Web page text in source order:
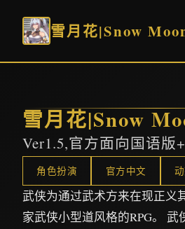
雪月花|Snow
雪月花|Snow
Ver1.5,官方面向国语版
角色扮演 官方中文
武侠为通过武术方来在现正义
家武侠小型道风格的RPG。